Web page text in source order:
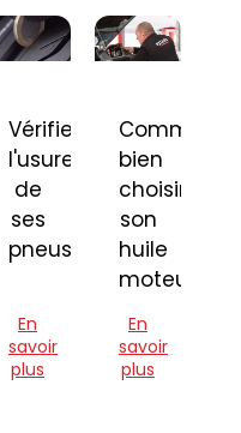
Vérifier
l'usure
de
ses
pneus
En
savoir
plus
Comment
bien
choisir
son
huile
moteur
En
savoir
plus